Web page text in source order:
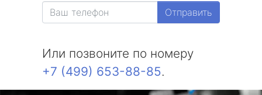
Отправить
Или позвоните по номеру
+7 (499) 653-88-85.